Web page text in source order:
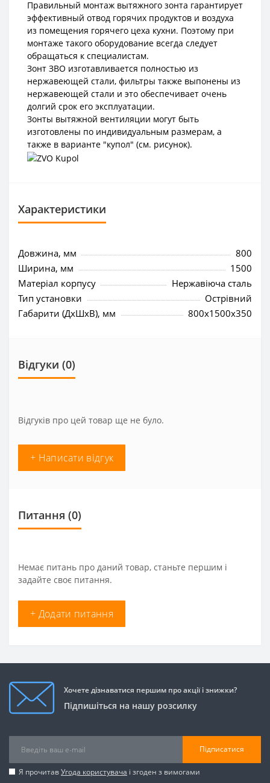
Правильный монтаж вытяжного зонта гарантирует
эффективный отвод горячих продуктов и воздуха
из помещения горячего цеха кухни. Поэтому при
монтаже такого оборудование всегда следует
обращаться к специалистам.
Зонт ЗВО изготавливается полностью из
нержавеющей стали, фильтры также выпонены из
нержавеющей стали и это обеспечивает очень
долгий срок его эксплуатации.
Зонты вытяжной вентиляции могут быть
изготовлены по индивидуальным размерам, а
также в варианте "купол" (см. рисунок).
Характеристики
Довжина, мм
800
Ширина, мм
1500
Матеріал корпусу
Нержавіюча сталь
Тип установки
Острівний
Габарити (ДхШхВ), мм
800x1500x350
Відгуки (0)
Відгуків про цей товар ще не було.
+ Написати відгук
Питання (0)
Немає питань про даний товар, станьте першим і
задайте своє питання.
+ Додати питання
Хочете дізнаватися першим про акції і знижки?
Підпишіться на нашу розсилку
Підписатися
Я прочитавУгода користувача і згоден з вимогами